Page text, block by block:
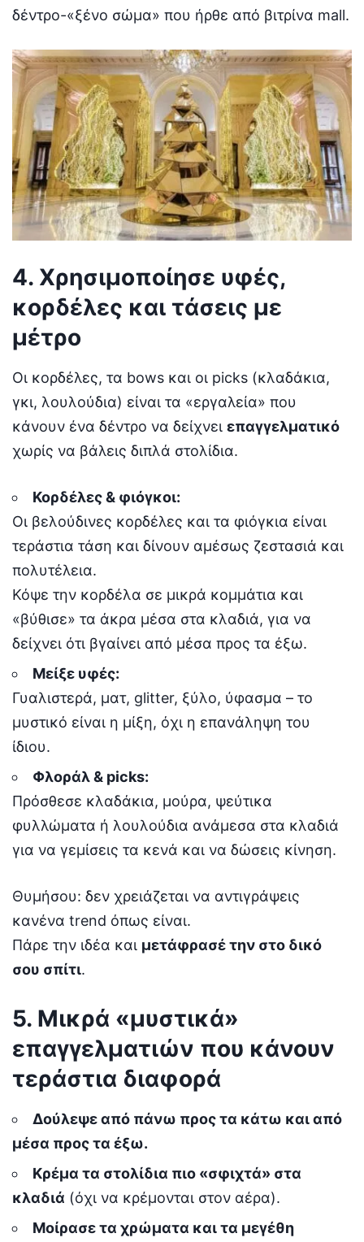
δέντρο-«ξένο σώμα» που ήρθε από βιτρίνα mall.
4. Χρησιμοποίησε υφές,
κορδέλες και τάσεις με
μέτρο
Οι κορδέλες, τα bows και οι picks (κλαδάκια,
γκι, λουλούδια) είναι τα «εργαλεία» που
κάνουν ένα δέντρο να δείχνει επαγγελματικό
χωρίς να βάλεις διπλά στολίδια.
Κορδέλες & φιόγκοι:
Οι βελούδινες κορδέλες και τα φιόγκια είναι
τεράστια τάση και δίνουν αμέσως ζεστασιά και
πολυτέλεια.
Κόψε την κορδέλα σε μικρά κομμάτια και
«βύθισε» τα άκρα μέσα στα κλαδιά, για να
δείχνει ότι βγαίνει από μέσα προς τα έξω.
Μείξε υφές:
Γυαλιστερά, ματ, glitter, ξύλο, ύφασμα – το
μυστικό είναι η μίξη, όχι η επανάληψη του
ίδιου.
Φλοράλ & picks:
Πρόσθεσε κλαδάκια, μούρα, ψεύτικα
φυλλώματα ή λουλούδια ανάμεσα στα κλαδιά
για να γεμίσεις τα κενά και να δώσεις κίνηση.
Θυμήσου: δεν χρειάζεται να αντιγράψεις
κανένα trend όπως είναι.
Πάρε την ιδέα και μετάφρασέ την στο δικό
σου σπίτι.
5. Μικρά «μυστικά»
επαγγελματιών που κάνουν
τεράστια διαφορά
Δούλεψε από πάνω προς τα κάτω και από
μέσα προς τα έξω.
Κρέμα τα στολίδια πιο «σφιχτά» στα
κλαδιά (όχι να κρέμονται στον αέρα).
Μοίρασε τα χρώματα και τα μεγέθη